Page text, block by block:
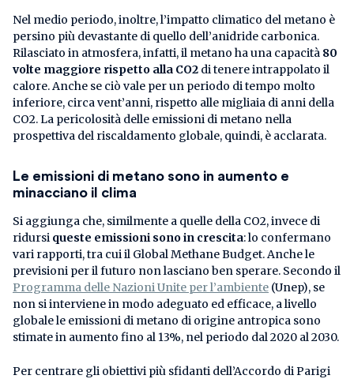
Nel medio periodo, inoltre, l’impatto climatico del metano è
persino più devastante di quello dell’anidride carbonica.
Rilasciato in atmosfera, infatti, il metano ha una capacità 80
volte maggiore rispetto alla CO2 di tenere intrappolato il
calore. Anche se ciò vale per un periodo di tempo molto
inferiore, circa vent’anni, rispetto alle migliaia di anni della
CO2. La pericolosità delle emissioni di metano nella
prospettiva del riscaldamento globale, quindi, è acclarata.
Le emissioni di metano sono in aumento e
minacciano il clima
Si aggiunga che, similmente a quelle della CO2, invece di
ridursi queste emissioni sonoin crescita: lo confermano
vari rapporti, tra cui il Global Methane Budget. Anche le
previsioni per il futuro non lasciano ben sperare. Secondo il
Programma delle Nazioni Unite per l’ambiente (Unep), se
non si interviene in modo adeguato ed efficace, a livello
globale le emissioni di metano di origine antropica sono
stimate in aumento fino al 13%, nel periodo dal 2020 al 2030.
Per centrare gli obiettivi più sfidanti dell’Accordo di Parigi